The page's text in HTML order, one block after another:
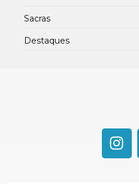
Sacras
Destaques